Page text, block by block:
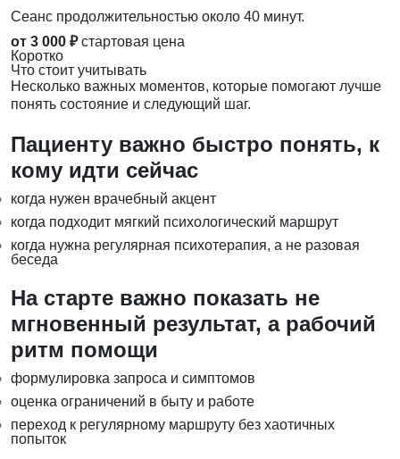
Сеанс продолжительностью около 40 минут.
от 3 000 ₽ стартовая цена
Коротко
Что стоит учитывать
Несколько важных моментов, которые помогают лучше
понять состояние и следующий шаг.
Пациенту важно быстро понять, к
кому идти сейчас
когда нужен врачебный акцент
когда подходит мягкий психологический маршрут
когда нужна регулярная психотерапия, а не разовая
беседа
На старте важно показать не
мгновенный результат, а рабочий
ритм помощи
формулировка запроса и симптомов
оценка ограничений в быту и работе
переход к регулярному маршруту без хаотичных
попыток